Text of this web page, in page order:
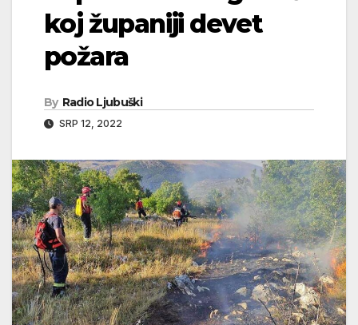
koj županiji devet
požara
By Radio Ljubuški
SRP 12, 2022